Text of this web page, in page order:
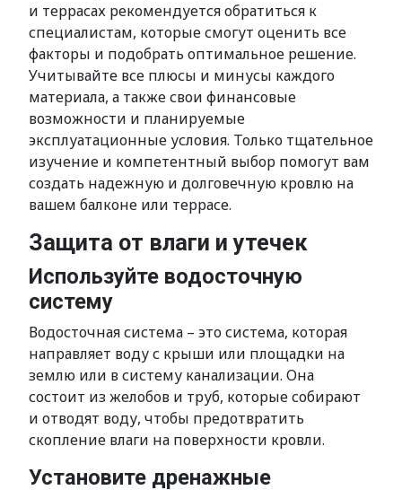
и террасах рекомендуется обратиться к
специалистам, которые смогут оценить все
факторы и подобрать оптимальное решение.
Учитывайте все плюсы и минусы каждого
материала, а также свои финансовые
возможности и планируемые
эксплуатационные условия. Только тщательное
изучение и компетентный выбор помогут вам
создать надежную и долговечную кровлю на
вашем балконе или террасе.
Защита от влаги и утечек
Используйте водосточную
систему
Водосточная система – это система, которая
направляет воду с крыши или площадки на
землю или в систему канализации. Она
состоит из желобов и труб, которые собирают
и отводят воду, чтобы предотвратить
скопление влаги на поверхности кровли.
Установите дренажные